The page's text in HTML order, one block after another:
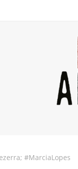
#MarciaLopes